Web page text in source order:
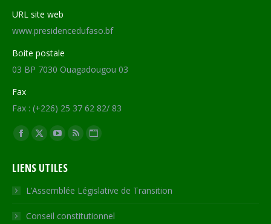
URL site web
www.presidencedufaso.bf
Boite postale
03 BP 7030 Ouagadougou 03
Fax
Fax : (+226) 25 37 62 82/ 83
Trouvez nous sur :
Facebook
opens
in
new
window
X
opens
in
new
window
YouTube
opens
in
new
window
RSS
in
new
window
Site
opens
in
new
LIENS UTILES
L’Assemblée Législative de Transition
Conseil constitutionnel